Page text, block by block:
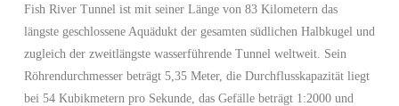
Fish River Tunnel ist mit seiner Länge von 83 Kilometern das
längste geschlossene Aquädukt der gesamten südlichen Halbkugel und
zugleich der zweitlängste wasserführende Tunnel weltweit. Sein
Röhrendurchmesser beträgt 5,35 Meter, die Durchflusskapazität liegt
bei 54 Kubikmetern pro Sekunde, das Gefälle beträgt 1:2000 und